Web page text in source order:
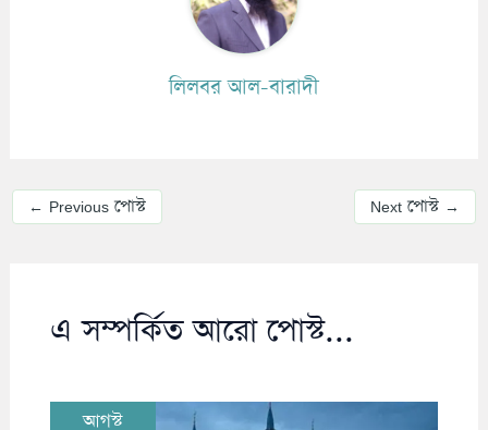
লিলবর আল-বারাদী
← Previous পোস্ট Next পোস্ট →
এ সম্পর্কিত আরো পোস্ট...
আগস্ট